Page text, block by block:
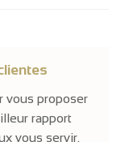
vous proposer
rapport
vous servir.